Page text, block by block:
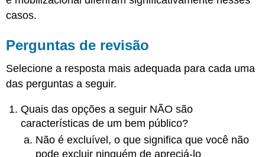
casos.
Perguntas de revisão
Selecione a resposta mais adequada para cada uma
das perguntas a seguir.
Quais das opções a seguir NÃO são
características de um bem público?
Não é excluível, o que significa que você não
pode excluir ninguém de apreciá-lo